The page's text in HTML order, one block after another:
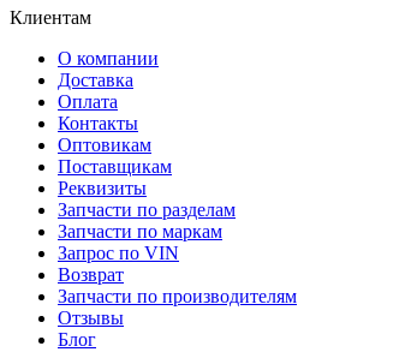
Клиентам
О компании
Доставка
Оплата
Контакты
Оптовикам
Поставщикам
Реквизиты
Запчасти по разделам
Запчасти по маркам
Запрос по VIN
Возврат
Запчасти по производителям
Отзывы
Блог